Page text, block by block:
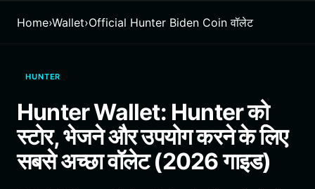
Italiano
繁體中文
Português (Portugal)
Bahasa Indonesia
ภาษาไทย
Home›Wallet›Official Hunter Biden Coin वॉलेट
HUNTER
Hunter Wallet: Hunter को
स्टोर, भेजने और उपयोग करने के लिए
सबसे अच्छा वॉलेट (2026 गाइड)